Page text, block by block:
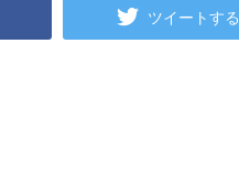
ツイートする